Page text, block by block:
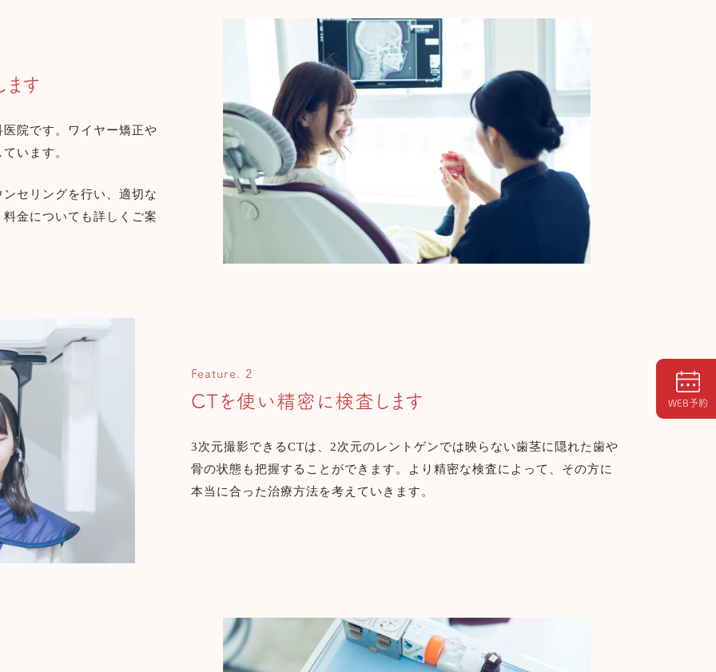
す
院です。ワイヤー矯正や
います。
セリングを行い、適切な
金についても詳しくご案
Feature. 2
CTを使い精密に検査します
3次元撮影できるCTは、2次元のレントゲンでは映らない歯茎に隠れた歯や
骨の状態も把握することができます。
より精密な検査によって、その方に
本当に合った治療方法を考えていきます。
WEB予約